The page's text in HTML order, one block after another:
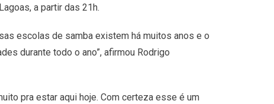
a partir das 21h.
escolas de samba existem há muitos anos e o
durante todo o ano”, afirmou Rodrigo
pra estar aqui hoje. Com certeza esse é um